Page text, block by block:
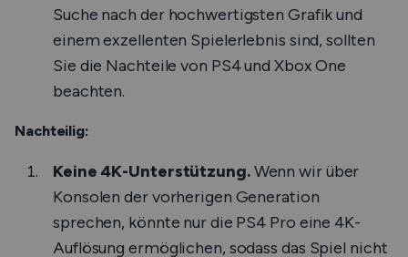
Suche nach der hochwertigsten Grafik und
einem exzellenten Spielerlebnis sind, sollten
Sie die Nachteile von PS4 und Xbox One
beachten.
Nachteilig:
Keine 4K-Unterstützung.Wenn wir über
Konsolen der vorherigen Generation
sprechen, könnte nur die PS4 Pro eine 4K-
Auflösung ermöglichen, sodass das Spiel nicht